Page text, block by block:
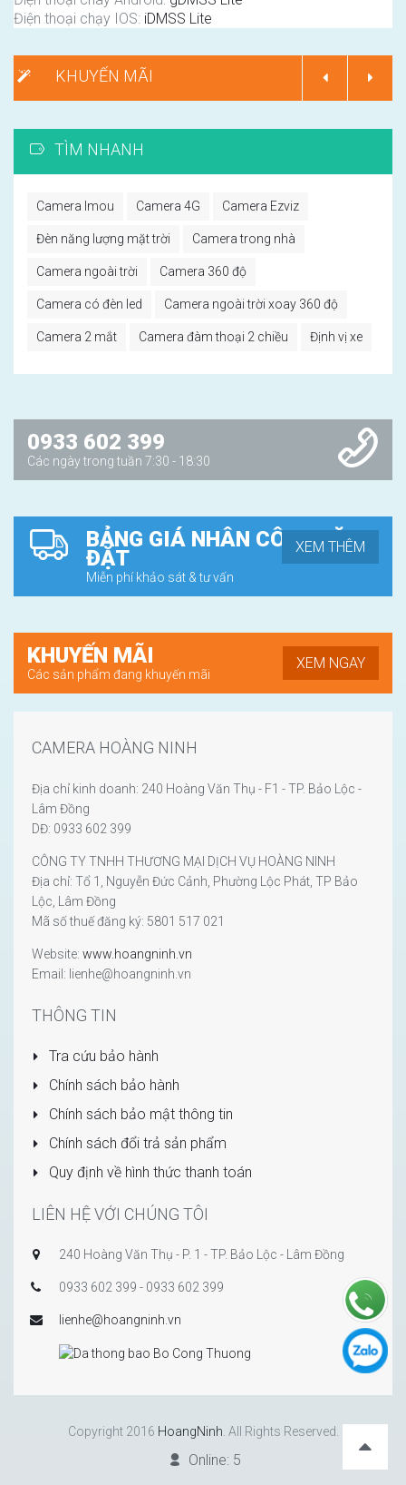
Điện thoại chạy IOS: iDMSS Lite
KHUYẾN MÃI
TÌM NHANH
Camera Imou Camera 4G Camera Ezviz
Đèn năng lượng mặt trời Camera trong nhà
Camera ngoài trời Camera 360 độ
Camera có đèn led Camera ngoài trời xoay 360 độ
Camera 2 mắt Camera đàm thoại 2 chiều Định vị xe
0933 602 399
Các ngày trong tuần 7:30 - 18:30
BẢNG GIÁ NHÂN CÔNG LẶP
ĐẶT
Miễn phí khảo sát & tư vấn
XEM THÊM
KHUYẾN MÃI
Các sản phẩm đang khuyến mãi
XEM NGAY
CAMERA HOÀNG NINH
Địa chỉ kinh doanh: 240 Hoàng Văn Thụ - F1 - TP. Bảo Lộc -
Lâm Đồng
DĐ: 0933 602 399
CÔNG TY TNHH THƯƠNG MẠI DỊCH VỤ HOÀNG NINH
Địa chỉ: Tổ 1, Nguyễn Đức Cảnh, Phường Lộc Phát, TP Bảo
Lộc, Lâm Đồng
Mã số thuế đăng ký: 5801 517 021
Website: www.hoangninh.vn
Email: lienhe@hoangninh.vn
THÔNG TIN
Tra cứu bảo hành
Chính sách bảo hành
Chính sách bảo mật thông tin
Chính sách đổi trả sản phẩm
Quy định về hình thức thanh toán
LIÊN HỆ VỚI CHÚNG TÔI
240 Hoàng Văn Thụ - P. 1 - TP. Bảo Lộc - Lâm Đồng
0933 602 399 - 0933 602 399
lienhe@hoangninh.vn
Copyright 2016 HoangNinh . All Rights Reserved.
Online: 5